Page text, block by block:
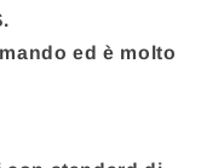
ed è molto